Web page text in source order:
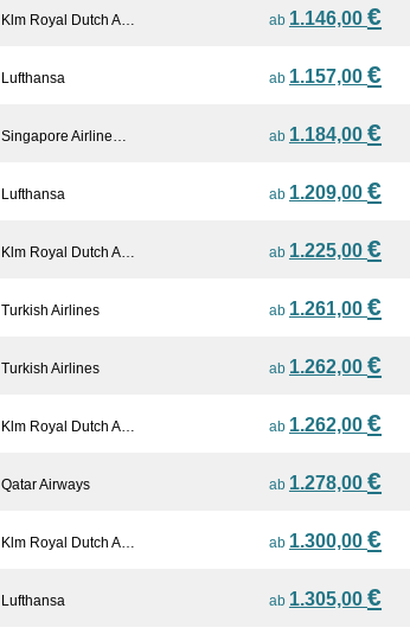
Klm Royal Dutch A… ab 1.146,00 €
Lufthansa ab 1.157,00 €
Singapore Airline… ab 1.184,00 €
Lufthansa ab 1.209,00 €
Klm Royal Dutch A… ab 1.225,00 €
Turkish Airlines ab 1.261,00 €
Turkish Airlines ab 1.262,00 €
Klm Royal Dutch A… ab 1.262,00 €
Qatar Airways ab 1.278,00 €
Klm Royal Dutch A… ab 1.300,00 €
Lufthansa ab 1.305,00 €